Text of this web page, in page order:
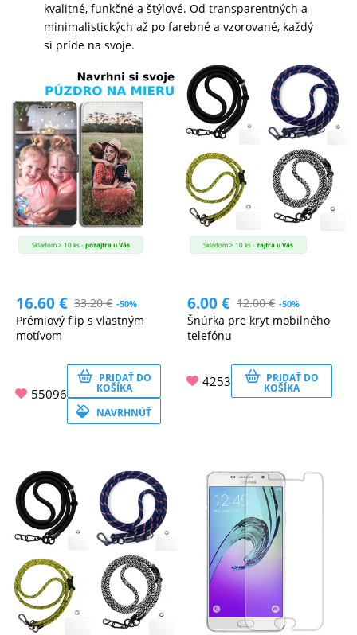
KANCELÁRIA
ŽIVOTNÝ
ŠTÝL
A
OUTDOOR
KRÁSA
A
ZDRAVIE
MATKA
A
DIELŇA
A
ZÁHRADA
kvalitné, funkčné a štýlové. Od transparentných a
minimalistických až po farebné a vzorované, každý
si príde na svoje.
Skladom > 10 ks -pozajtra u Vás
16.60€ 33.20€ -50%
Prémiový flip s vlastným
motívom
55096
PRIDAŤ DO
KOŠÍKA
NAVRHNÚŤ
Skladom > 10 ks -zajtra u Vás
6.00€ 12.00€ -50%
Šnúrka pre kryt mobilného
telefónu
4253 PRIDAŤ DO
KOŠÍKA